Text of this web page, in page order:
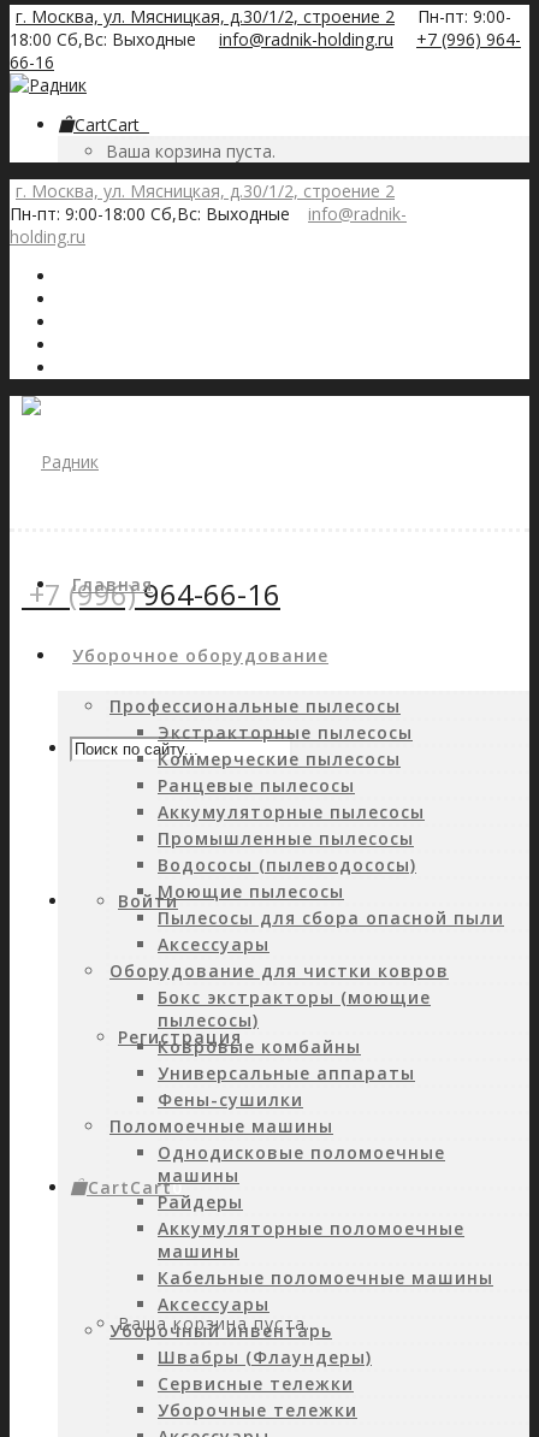
г. Москва, ул. Мясницкая, д.30/1/2, строение 2
Пн-пт: 9:00-
18:00 Сб,Вс: Выходные
info@radnik-holding.ru
+7 (996) 964-
66-16
CartCart
Ваша корзина пуста.
г. Москва, ул. Мясницкая, д.30/1/2, строение 2
Пн-пт: 9:00-18:00 Сб,Вс: Выходные
info@radnik-
holding.ru
+7 (996)964-66-16
Войти
Регистрация
CartCart0
Ваша корзина пуста.
Главная
Уборочное оборудование
Профессиональные пылесосы
Экстракторные пылесосы
Коммерческие пылесосы
Ранцевые пылесосы
Аккумуляторные пылесосы
Промышленные пылесосы
Водососы (пылеводососы)
Моющие пылесосы
Пылесосы для сбора опасной пыли
Аксессуары
Оборудование для чистки ковров
Бокс экстракторы (моющие
пылесосы)
Ковровые комбайны
Универсальные аппараты
Фены-сушилки
Поломоечные машины
Однодисковые поломоечные
машины
Райдеры
Аккумуляторные поломоечные
машины
Кабельные поломоечные машины
Аксессуары
Уборочный инвентарь
Швабры (Флаундеры)
Сервисные тележки
Уборочные тележки